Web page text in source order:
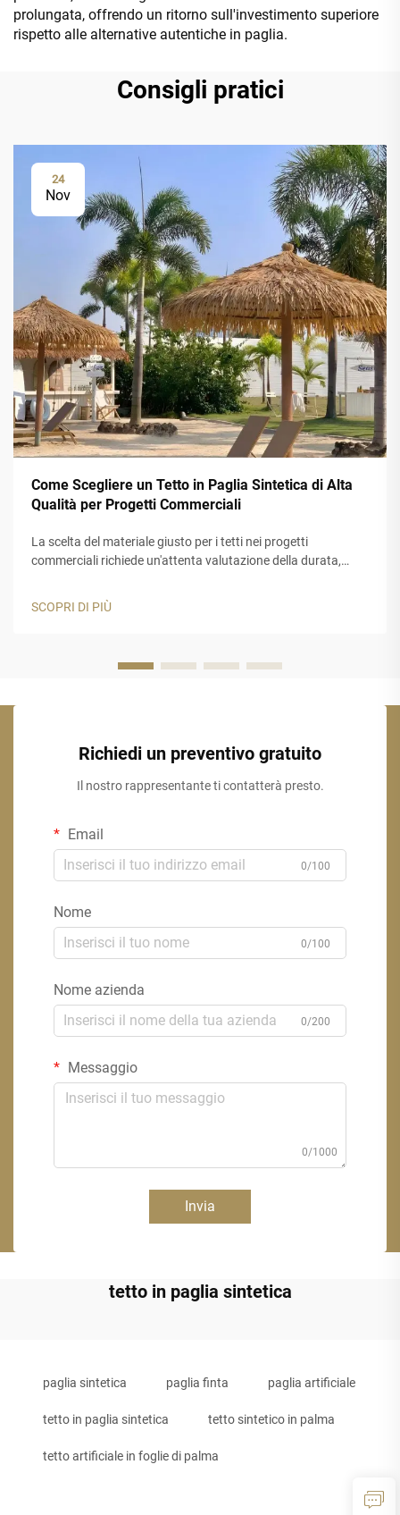
prolungata, offrendo un ritorno sull'investimento superiore
rispetto alle alternative autentiche in paglia.
Consigli pratici
24
Nov
Come Scegliere un Tetto in Paglia Sintetica di Alta
Qualità per Progetti Commerciali
La scelta del materiale giusto per i tetti nei progetti
commerciali richiede un'attenta valutazione della durata,
paglia sintetica rappresenta una soluzione ideale per le
SCOPRI DI PIÙ
Richiedi un preventivo gratuito
Il nostro rappresentante ti contatterà presto.
Email
0/100
Nome
0/100
Nome azienda
0/200
Messaggio
0/1000
Invia
tetto in paglia sintetica
paglia sintetica paglia finta paglia artificiale
tetto in paglia sintetica tetto sintetico in palma
tetto artificiale in foglie di palma